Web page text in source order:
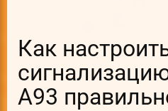
Как
А93